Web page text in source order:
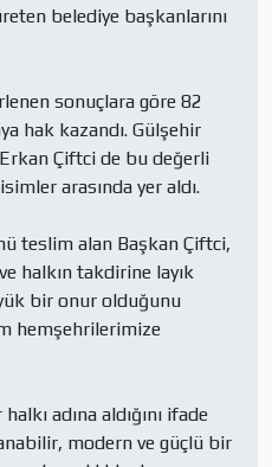
belediye başkanlarını
sonuçlara göre 82
hak kazandı. Gülşehir
Erkan Çiftci de bu değerli
arasında yer aldı.
teslim alan Başkan Çiftci,
halkın takdirine layık
bir onur olduğunu
hemşehrilerimize
adına aldığını ifade
modern ve güçlü bir